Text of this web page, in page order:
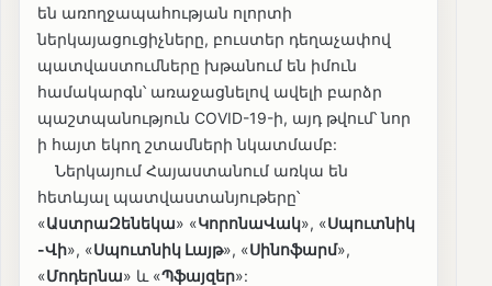
են առողջապահության ոլորտի
ներկայացուցիչները, բուստեր դեղաչափով
պատվաստումները խթանում են իմուն
համակարգն՝ առաջացնելով ավելի բարձր
պաշտպանություն COVID-19-ի, այդ թվում՝ նոր
ի հայտ եկող շտամների նկատմամբ:
Ներկայում Հայաստանում առկա են
հետևյալ պատվաստանյութերը՝
«ԱստրաԶենեկա» «ԿորոնաՎակ», «Սպուտնիկ
-Վի», «Սպուտնիկ Լայթ», «Սինոֆարմ»,
«Մոդերնա» և «Պֆայզեր»: